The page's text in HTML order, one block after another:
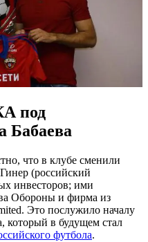
под
Бабаева
что в клубе сменили
(российский
инвесторов; ими
Обороны и фирма из
Это послужило началу
который в будущем стал
футбола.